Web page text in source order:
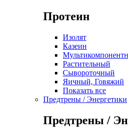
Протеин
Изолят
Казеин
Растительный
Сывороточный
Яичный, Говяжий
Показать все
Предтрены / Энергетики
Предтрены /